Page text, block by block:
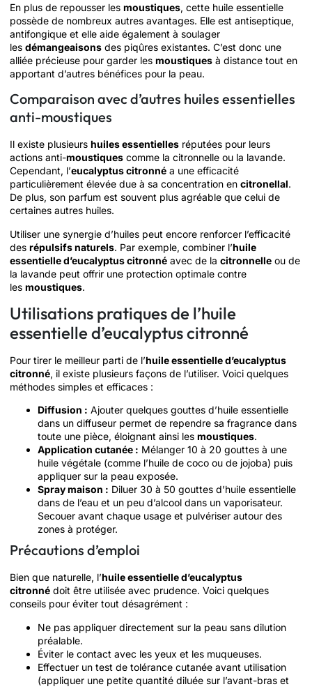
En plus de repousser les moustiques, cette huile essentielle
possède de nombreux autres avantages. Elle est antiseptique,
antifongique et elle aide également à soulager
les démangeaisons des piqûres existantes. C’est donc une
alliée précieuse pour garder les moustiques à distance tout en
apportant d’autres bénéfices pour la peau.
Comparaison avec d’autres huiles essentielles
anti-moustiques
Il existe plusieurs huiles essentielles réputées pour leurs
actions anti-moustiques comme la citronnelle ou la lavande.
Cependant, l’eucalyptus citronné a une efficacité
particulièrement élevée due à sa concentration en citronellal.
De plus, son parfum est souvent plus agréable que celui de
certaines autres huiles.
Utiliser une synergie d’huiles peut encore renforcer l’efficacité
des répulsifs naturels. Par exemple, combiner l’huile
essentielle d’eucalyptus citronné avec de la citronnelle ou de
la lavande peut offrir une protection optimale contre
les moustiques.
Utilisations pratiques de l’huile
essentielle d’eucalyptus citronné
Pour tirer le meilleur parti de l’huile essentielle d’eucalyptus
citronné, il existe plusieurs façons de l’utiliser. Voici quelques
méthodes simples et efficaces :
Diffusion : Ajouter quelques gouttes d’huile essentielle
dans un diffuseur permet de rependre sa fragrance dans
toute une pièce, éloignant ainsi les moustiques.
Application cutanée : Mélanger 10 à 20 gouttes à une
huile végétale (comme l’huile de coco ou de jojoba) puis
appliquer sur la peau exposée.
Spray maison : Diluer 30 à 50 gouttes d’huile essentielle
dans de l’eau et un peu d’alcool dans un vaporisateur.
Secouer avant chaque usage et pulvériser autour des
zones à protéger.
Précautions d’emploi
Bien que naturelle, l’huile essentielle d’eucalyptus
citronné doit être utilisée avec prudence. Voici quelques
conseils pour éviter tout désagrément :
Ne pas appliquer directement sur la peau sans dilution
préalable.
Éviter le contact avec les yeux et les muqueuses.
Effectuer un test de tolérance cutanée avant utilisation
(appliquer une petite quantité diluée sur l’avant-bras et